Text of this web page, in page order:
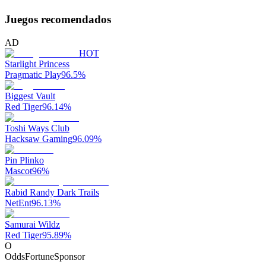
Juegos recomendados
AD
HOT
Starlight Princess
Pragmatic Play96.5%
Biggest Vault
Red Tiger96.14%
Toshi Ways Club
Hacksaw Gaming96.09%
Pin Plinko
Mascot96%
Rabid Randy Dark Trails
NetEnt96.13%
Samurai Wildz
Red Tiger95.89%
O
OddsFortuneSponsor